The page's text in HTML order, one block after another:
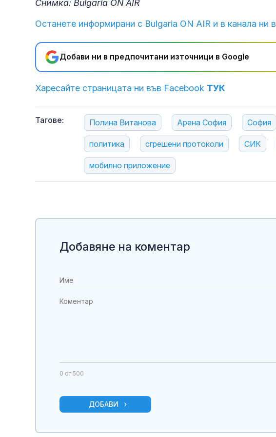
Снимка: Bulgaria ON AIR
Останете информирани с Bulgaria ON AIR и в канала ни в
Добави ни в предпочитани източници в Google
Харесайте страницата ни във Facebook ТУК
Тагове: Полина Витанова Арена София София
политика сгрешени протоколи СИК
мобилно приложение
Добавяне на коментар
0 от 500
ДОБАВИ